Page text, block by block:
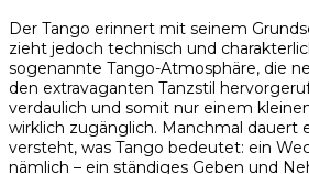
Der Tango erinnert mit seinem
zieht jedoch technisch und
sogenannte Tango-Atmosphäre, die
den extravaganten Tanzstil
verdaulich und somit nur einem
wirklich zugänglich. Manchmal dauert
versteht, was Tango bedeutet: ein
nämlich – ein ständiges Geben und